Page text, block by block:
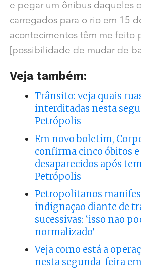
e pegar um ônibus daqueles
carregados para o rio em 15
acontecimentos têm me feito
[possibilidade de mudar de
Veja também:
Trânsito: veja quais
interditadas nesta
Petrópolis
Em novo boletim,
confirma cinco óbitos
desaparecidos após
Petrópolis
Petropolitanos
indignação diante de
sucessivas: ‘isso não
normalizado’
Veja como está a
nesta segunda-feira